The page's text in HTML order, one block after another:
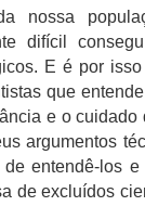
nossa
difícil
E é por
que
e o cuidado
argumentos
entendê-los e
de excluídos